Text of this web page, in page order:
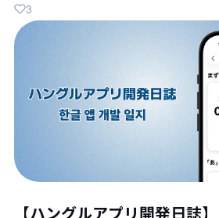
3
【ハングルアプリ開発日誌